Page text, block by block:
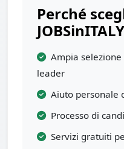
Perché
Ampia
leader
Aiuto personale
Processo di
Servizi gratuiti